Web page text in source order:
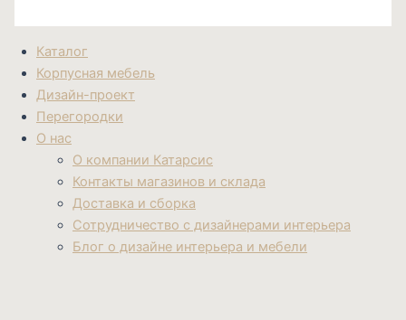
Каталог
Корпусная мебель
Дизайн-проект
Перегородки
О нас
О компании Катарсис
Контакты магазинов и склада
Доставка и сборка
Сотрудничество с дизайнерами интерьера
Блог о дизайне интерьера и мебели